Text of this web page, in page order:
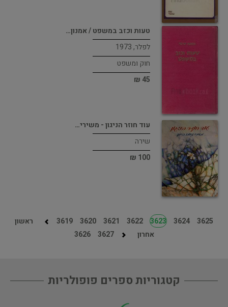
טעות וכזב במשפט / אמנון…
לפלר, 1973
חוק ומשפט
45 ₪
עוד חוזר הניגון - משירי…
שירה
100 ₪
ראשון 3619 3620 3621 3622 3623 3624
3625
3626
3627 אחרון
קטגוריות ספרים פופולריות